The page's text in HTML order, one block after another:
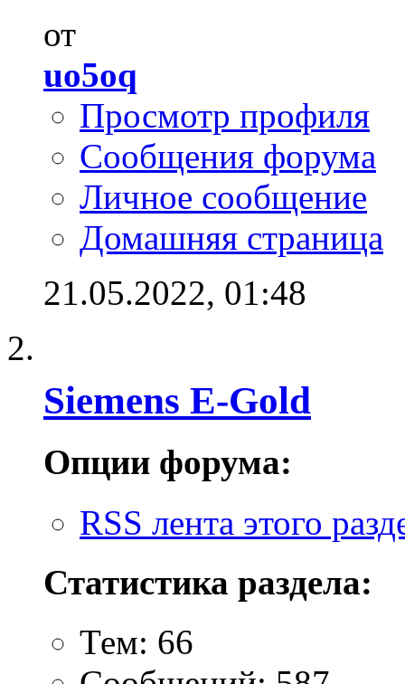
от
uo5oq
Просмотр профиля
Сообщения форума
Личное сообщение
Домашняя страница
21.05.2022, 01:48
Siemens E-Gold
Опции форума:
RSS лента этого
Статистика раздела:
Тем: 66